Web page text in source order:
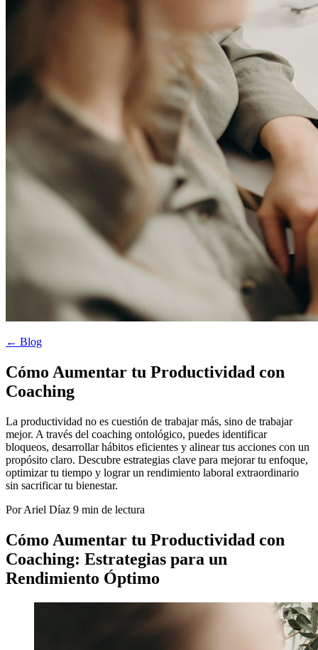
← Blog
Cómo Aumentar tu Productividad con
Coaching
La productividad no es cuestión de trabajar más, sino de trabajar
mejor. A través del coaching ontológico, puedes identificar
bloqueos, desarrollar hábitos eficientes y alinear tus acciones con un
propósito claro. Descubre estrategias clave para mejorar tu enfoque,
optimizar tu tiempo y lograr un rendimiento laboral extraordinario
sin sacrificar tu bienestar.
Por Ariel Díaz 9 min de lectura
Cómo Aumentar tu Productividad con
Coaching: Estrategias para un
Rendimiento Óptimo